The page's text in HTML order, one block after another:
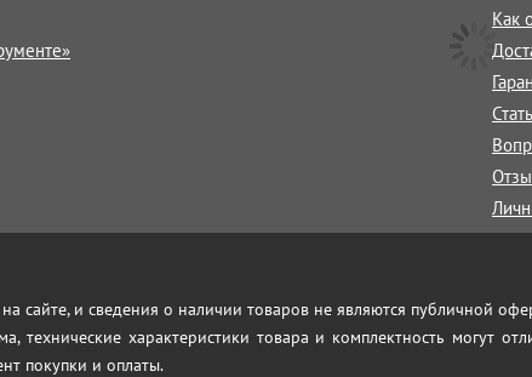
Как
сайте, и сведения о наличии товаров не являются публичной
технические характеристики товара и комплектность могут
покупки и оплаты.